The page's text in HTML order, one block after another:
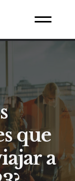
que
a